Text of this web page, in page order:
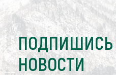
НОВОСТИ